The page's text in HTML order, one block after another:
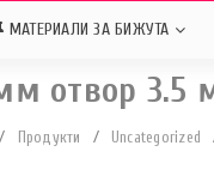
МАТЕРИАЛИ ЗА БИЖУТА
отвор 3.5
/ Продукти / Uncategorized